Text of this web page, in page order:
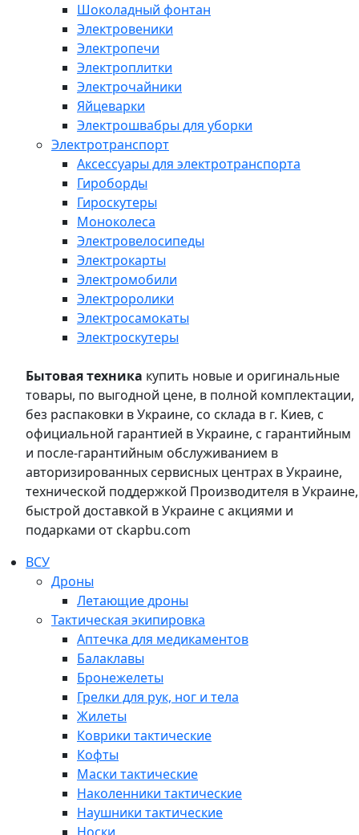
Шоколадный фонтан
Электровеники
Электропечи
Электроплитки
Электрочайники
Яйцеварки
Электрошвабры для уборки
Электротранспорт
Аксессуары для электротранспорта
Гироборды
Гироскутеры
Моноколеса
Электровелосипеды
Электрокарты
Электромобили
Электроролики
Электросамокаты
Электроскутеры
Бытовая техника купить новые и оригинальные
товары, по выгодной цене, в полной комплектации,
без распаковки в Украине, со склада в г. Киев, с
официальной гарантией в Украине, с гарантийным
и после-гарантийным обслуживанием в
авторизированных сервисных центрах в Украине,
технической поддержкой Производителя в Украине,
быстрой доставкой в Украине с акциями и
подарками от ckapbu.com
ВСУ
Дроны
Летающие дроны
Тактическая экипировка
Аптечка для медикаментов
Балаклавы
Бронежелеты
Грелки для рук, ног и тела
Жилеты
Коврики тактические
Кофты
Маски тактические
Наколенники тактические
Наушники тактические